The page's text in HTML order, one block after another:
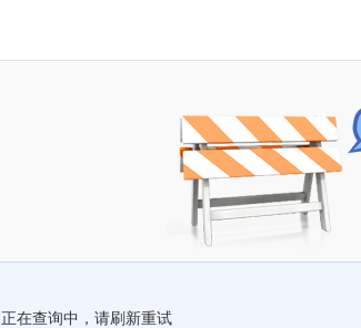
正在查询中，请刷新重试